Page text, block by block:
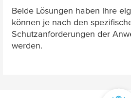
Beide Lösungen haben ihre
können je nach den
Schutzanforderungen der
werden.